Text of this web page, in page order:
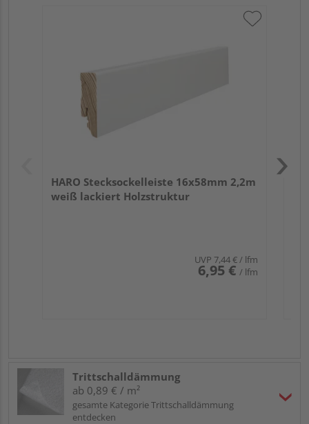
HARO Stecksockelleiste 16x58mm 2,2m
weiß lackiert Holzstruktur
UVP 7,44 €/ lfm
6,95 € / lfm
Trittschalldämmung
ab 0,89 € / m²
gesamte Kategorie Trittschalldämmung
entdecken